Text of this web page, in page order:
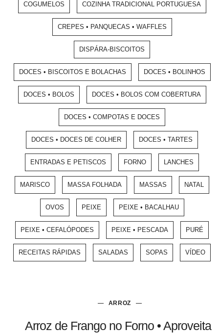
COGUMELOS COZINHA TRADICIONAL PORTUGUESA
CREPES • PANQUECAS • WAFFLES
DISPÁRA-BISCOITOS
DOCES • BISCOITOS E BOLACHAS DOCES • BOLINHOS
DOCES • BOLOS DOCES • BOLOS COM COBERTURA
DOCES • COMPOTAS E DOCES
DOCES • DOCES DE COLHER DOCES • TARTES
ENTRADAS E PETISCOS FORNO LANCHES
MARISCO MASSA FOLHADA MASSAS NATAL
OVOS PEIXE PEIXE • BACALHAU
PEIXE • CEFALÓPODES PEIXE • PESCADA PURÉ
RECEITAS RÁPIDAS SALADAS SOPAS VÍDEO
ARROZ
Arroz de Frango no Forno • Aproveitar